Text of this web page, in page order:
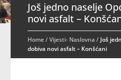
Još jedno naselje
novi asfalt –
Home/Vijesti- Naslovna / Još
dobiva novi asfalt – Konšćani